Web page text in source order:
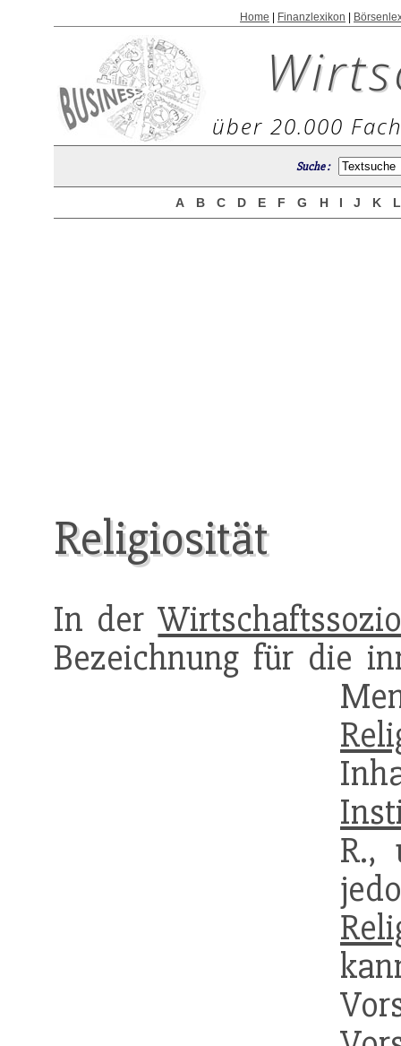
Home Finanzlexikon
über 20.000
Suche :
A B C D E F G H I J K
Religiosität
In der
Bezeichnung für die
R.,